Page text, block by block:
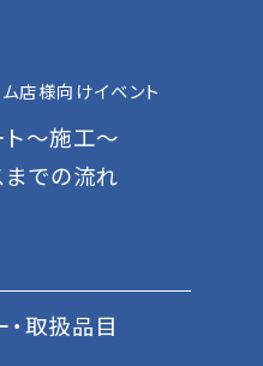
店様向けイベント
ト〜施工〜
までの流れ
取扱品目